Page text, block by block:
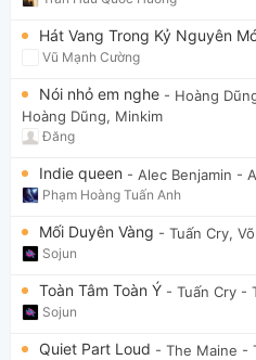
Hát Vang Trong Kỷ Nguyên
Vũ Mạnh Cường
Nói nhỏ em nghe - Hoàng
Hoàng Dũng, Minkim
Đăng
Indie queen - Alec Benjamin -
Phạm Hoàng Tuấn Anh
Mối Duyên Vàng - Tuấn Cry,
Sojun
Toàn Tâm Toàn Ý - Tuấn Cry -
Sojun
Quiet Part Loud - The Maine -